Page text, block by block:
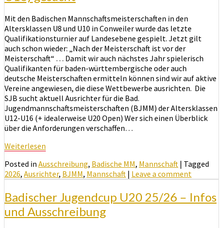
Mit den Badischen Mannschaftsmeisterschaften in den
Altersklassen U8 und U10 in Conweiler wurde das letzte
Qualifikationsturnier auf Landesebene gespielt. Jetzt gilt
auch schon wieder: „Nach der Meisterschaft ist vor der
Meisterschaft“ … Damit wir auch nächstes Jahr spielerisch
Qualifikanten für baden-württembergische oder auch
deutsche Meisterschaften ermitteln können sind wir auf aktive
Vereine angewiesen, die diese Wettbewerbe ausrichten. Die
SJB sucht aktuell Ausrichter für die Bad.
Jugendmannschaftsmeisterschaften (BJMM) der Altersklassen
U12-U16 (+ idealerweise U20 Open) Wer sich einen Überblick
über die Anforderungen verschaffen…
Weiterlesen
Posted in Ausschreibung, Badische MM, Mannschaft | Tagged
2026, Ausrichter, BJMM, Mannschaft | Leave a comment
Badischer Jugendcup U20 25/26 – Infos
und Ausschreibung